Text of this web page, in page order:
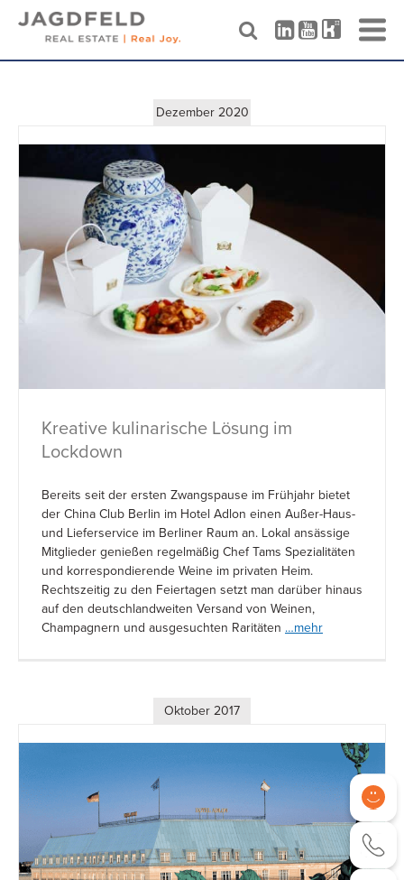
Skip
Dezember 2020
Kreative kulinarische Lösung im
Lockdown
Bereits seit der ersten Zwangspause im Frühjahr bietet
der China Club Berlin im Hotel Adlon einen Außer-Haus-
und Lieferservice im Berliner Raum an. Lokal ansässige
Mitglieder genießen regelmäßig Chef Tams Spezialitäten
und korrespondierende Weine im privaten Heim.
Rechtszeitig zu den Feiertagen setzt man darüber hinaus
auf den deutschlandweiten Versand von Weinen,
Champagnern und ausgesuchten Raritäten …mehr
Oktober 2017